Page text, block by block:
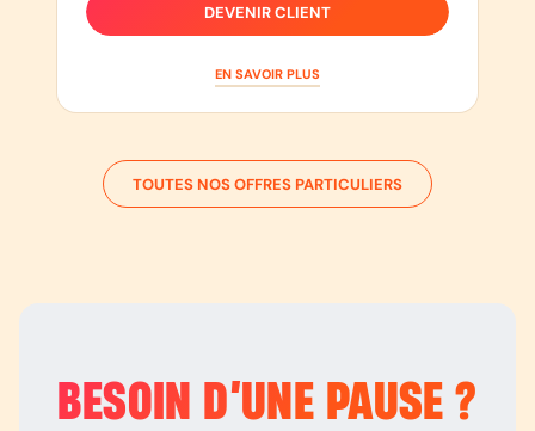
DEVENIR CLIENT
EN SAVOIR PLUS
TOUTES NOS OFFRES PARTICULIERS
BESOIN D’UNE PAUSE ?